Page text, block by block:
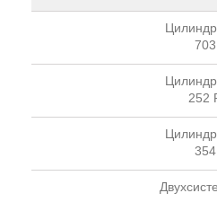
703
252
354